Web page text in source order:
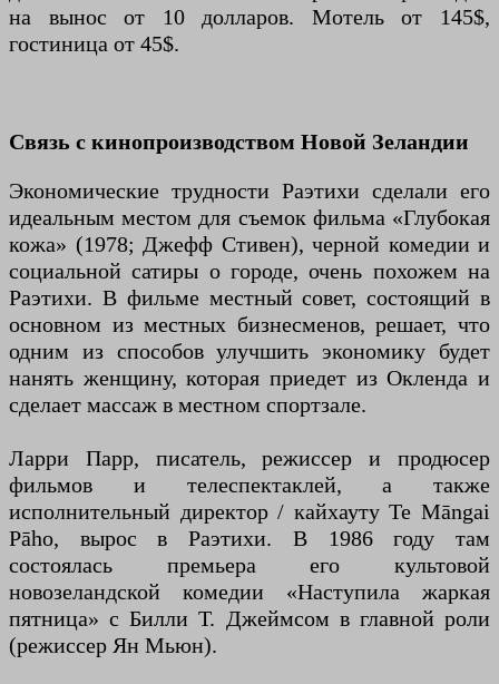
на вынос от 10 долларов. Мотель от 145$,
гостиница от 45$.
Связь с кинопроизводством Новой Зеландии
Экономические трудности Раэтихи сделали его
идеальным местом для съемок фильма «Глубокая
кожа» (1978; Джефф Стивен), черной комедии и
социальной сатиры о городе, очень похожем на
Раэтихи. В фильме местный совет, состоящий в
основном из местных бизнесменов, решает, что
одним из способов улучшить экономику будет
нанять женщину, которая приедет из Окленда и
сделает массаж в местном спортзале.
Ларри Парр, писатель, режиссер и продюсер
фильмов и телеспектаклей, а также
исполнительный директор / кайхауту Te Māngai
Pāho, вырос в Раэтихи. В 1986 году там
состоялась премьера его культовой
новозеландской комедии «Наступила жаркая
пятница» с Билли Т. Джеймсом в главной роли
(режиссер Ян Мьюн).